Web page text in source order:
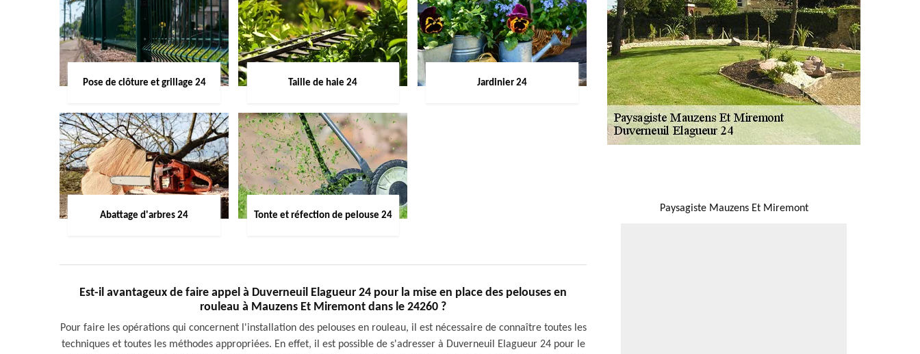
Pose de clôture et grillage 24 Taille de haie 24 Jardinier 24
Abattage d'arbres 24 Tonte et réfection de pelouse 24
Est-il avantageux de faire appel à Duverneuil Elagueur 24 pour la mise en place des pelouses en
rouleau à Mauzens Et Miremont dans le 24260 ?
Pour faire les opérations qui concernent l'installation des pelouses en rouleau, il est nécessaire de connaître toutes les
techniques et toutes les méthodes appropriées. En effet, il est possible de s'adresser à Duverneuil Elagueur 24 pour le
Paysagiste Mauzens Et Miremont